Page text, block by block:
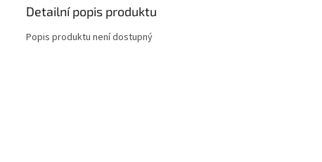
Detailní popis produktu
Popis produktu není dostupný